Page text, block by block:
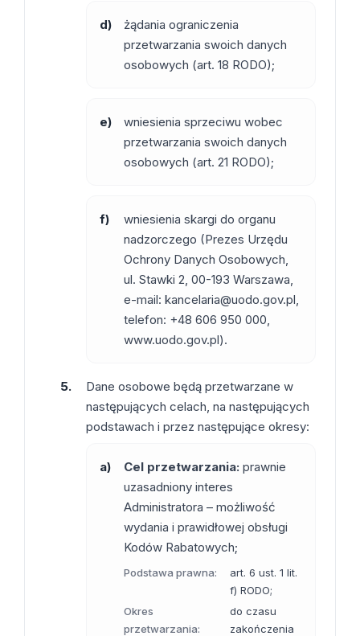
d)
żądania ograniczenia
przetwarzania swoich danych
osobowych (art. 18 RODO);
e)
wniesienia sprzeciwu wobec
przetwarzania swoich danych
osobowych (art. 21 RODO);
f)
wniesienia skargi do organu
nadzorczego (Prezes Urzędu
Ochrony Danych Osobowych,
ul. Stawki 2, 00-193 Warszawa,
e-mail: kancelaria@uodo.gov.pl,
telefon: +48 606 950 000,
www.uodo.gov.pl).
Dane osobowe będą przetwarzane w
następujących celach, na następujących
podstawach i przez następujące okresy:
a) Cel przetwarzania: prawnie
uzasadniony interes
Administratora – możliwość
wydania i prawidłowej obsługi
Kodów Rabatowych;
Podstawa prawna:
art. 6 ust. 1 lit.
f) RODO;
Okres
przetwarzania:
do czasu
zakończenia